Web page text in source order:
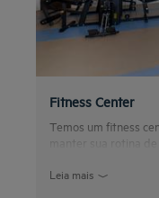
Fitness Center
Temos um fitness
manter sua rotina
Leia mais